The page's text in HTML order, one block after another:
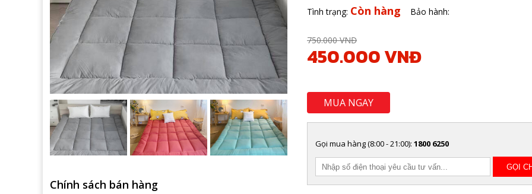
Chính sách bán hàng
Tình trạng: Còn hàng Bảo hành:
750.000 VNĐ
450.000 VNĐ
MUA NGAY
Gọi mua hàng (8:00 - 21:00): 1800 6250